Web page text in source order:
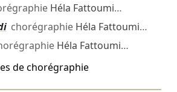
Héla Fattoumi…
chorégraphie Héla Fattoumi…
Héla Fattoumi…
de chorégraphie